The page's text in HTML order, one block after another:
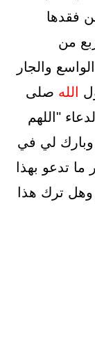
فقدها
من
والجار
الله صلى
"اللهم
لي في
ما تدعو بهذا
ترك هذا